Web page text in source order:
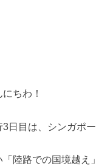
ちわ！
日目は、シンガポ
陸路での国境越え